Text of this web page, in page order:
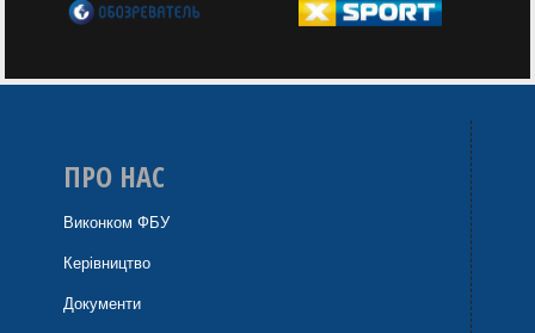
ПРО НАС
Виконком ФБУ
Керівництво
Документи